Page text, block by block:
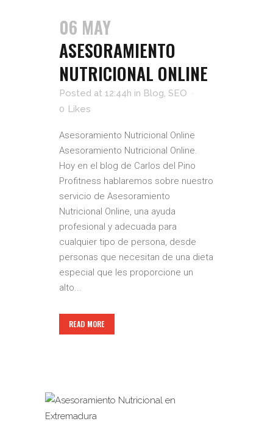
06 MAY
ASESORAMIENTO
NUTRICIONAL ONLINE
Posted at 12:44h in Blog, SEO
0 Likes
Asesoramiento Nutricional Online
Asesoramiento Nutricional Online.
Hoy en el blog de Carlos del Pino
Profitness hablaremos sobre nuestro
servicio de Asesoramiento
Nutricional Online, una ayuda
profesional y adecuada para
cualquier tipo de persona, desde
personas que necesitan de una dieta
especial que les proporcione un
alto...
READ MORE